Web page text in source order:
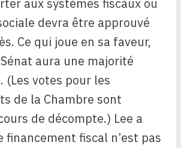
aux systèmes fiscaux ou
devra être approuvé
Ce qui joue en sa faveur,
Sénat aura une majorité
(Les votes pour les
de la Chambre sont
de décompte.) Lee a
financement fiscal n’est pas